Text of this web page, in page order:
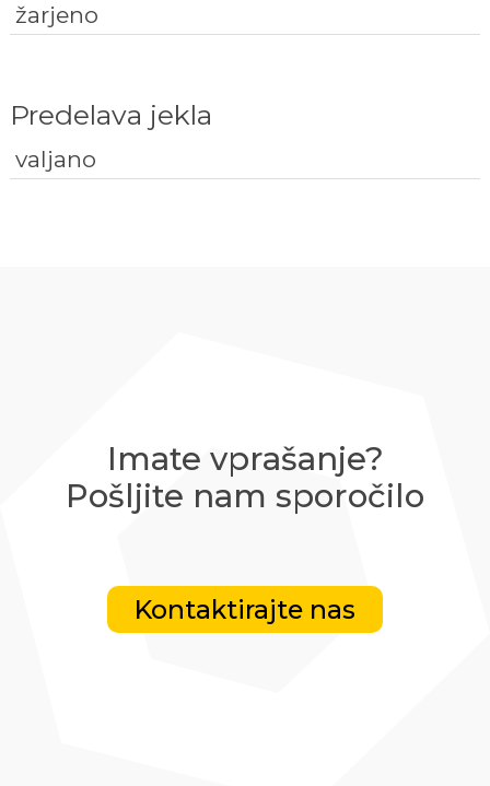
žarjeno
Predelava jekla
valjano
Imate vprašanje?
Pošljite nam sporočilo
Kontaktirajte nas